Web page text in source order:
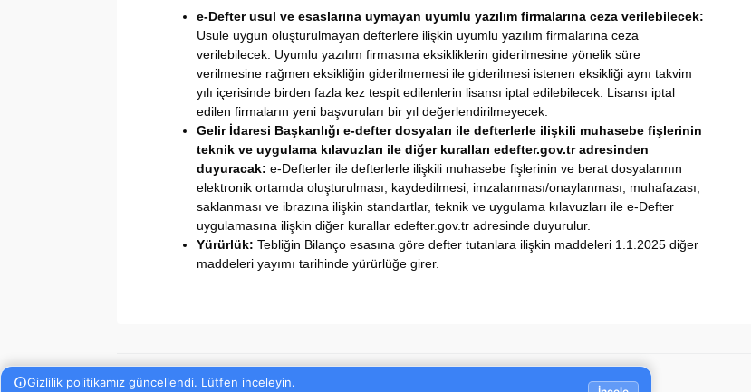
e-Defter usul ve esaslarına uymayan uyumlu yazılım firmalarına ceza verilebilecek:
Usule uygun oluşturulmayan defterlere ilişkin uyumlu yazılım firmalarına ceza
verilebilecek. Uyumlu yazılım firmasına eksikliklerin giderilmesine yönelik süre
verilmesine rağmen eksikliğin giderilmemesi ile giderilmesi istenen eksikliği aynı takvim
yılı içerisinde birden fazla kez tespit edilenlerin lisansı iptal edilebilecek. Lisansı iptal
edilen firmaların yeni başvuruları bir yıl değerlendirilmeyecek.
Gelir İdaresi Başkanlığı e-defter dosyaları ile defterlerle ilişkili muhasebe fişlerinin
teknik ve uygulama kılavuzları ile diğer kuralları edefter.gov.tr adresinden
duyuracak: e-Defterler ile defterlerle ilişkili muhasebe fişlerinin ve berat dosyalarının
elektronik ortamda oluşturulması, kaydedilmesi, imzalanması/onaylanması, muhafazası,
saklanması ve ibrazına ilişkin standartlar, teknik ve uygulama kılavuzları ile e-Defter
uygulamasına ilişkin diğer kurallar edefter.gov.tr adresinde duyurulur.
Yürürlük: Tebliğin Bilanço esasına göre defter tutanlara ilişkin maddeleri 1.1.2025 diğer
maddeleri yayımı tarihinde yürürlüğe girer.
Etiketler